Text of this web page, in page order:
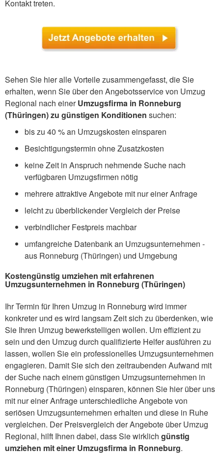
Kontakt treten.
Sehen Sie hier alle Vorteile zusammengefasst, die Sie
erhalten, wenn Sie über den Angebotsservice von Umzug
Regional nach einerUmzugsfirma in Ronneburg
(Thüringen) zu günstigen Konditionen suchen:
bis zu 40 % an Umzugskosten einsparen
Besichtigungstermin ohne Zusatzkosten
keine Zeit in Anspruch nehmende Suche nach
verfügbaren Umzugsfirmen nötig
mehrere attraktive Angebote mit nur einer Anfrage
leicht zu überblickender Vergleich der Preise
verbindlicher Festpreis machbar
umfangreiche Datenbank an Umzugsunternehmen -
aus Ronneburg (Thüringen) und Umgebung
Kostengünstig umziehen mit erfahrenen
Umzugsunternehmen in Ronneburg (Thüringen)
Ihr Termin für Ihren Umzug in Ronneburg wird immer
konkreter und es wird langsam Zeit sich zu überdenken, wie
Sie Ihren Umzug bewerkstelligen wollen. Um effizient zu
sein und den Umzug durch qualifizierte Helfer ausführen zu
lassen, wollen Sie ein professionelles Umzugsunternehmen
engagieren. Damit Sie sich den zeitraubenden Aufwand mit
der Suche nach einem günstigen Umzugsunternehmen in
Ronneburg (Thüringen) einsparen, können Sie hier über uns
mit nur einer Anfrage unterschiedliche Angebote von
seriösen Umzugsunternehmen erhalten und diese in Ruhe
vergleichen. Der Preisvergleich der Angebote über Umzug
Regional, hilft Ihnen dabei, dass Sie wirklich günstig
umziehen mit einer Umzugsfirma in Ronneburg.